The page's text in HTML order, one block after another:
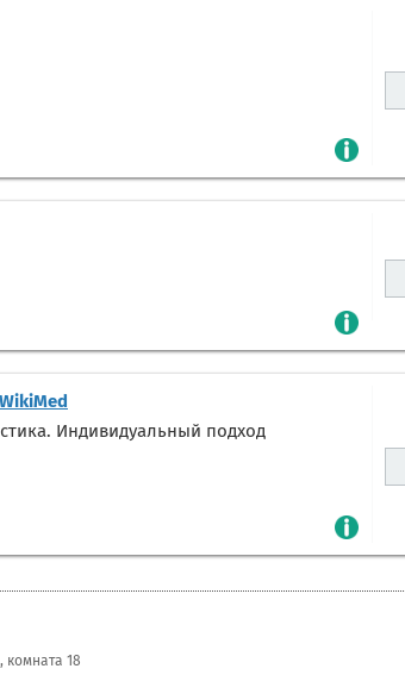
Индивидуальный подход
комната 18